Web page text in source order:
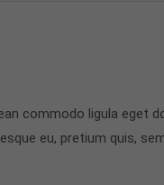
commodo ligula eget
eu, pretium quis,